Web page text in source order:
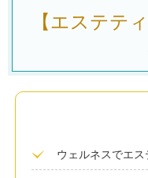
【エステテ
ウェルネスでエス